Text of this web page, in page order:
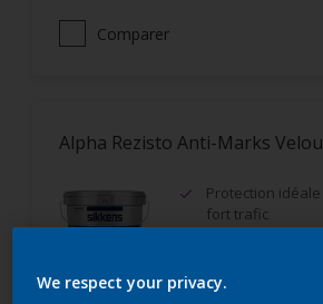
Comparer
Alpha Rezisto Anti-Marks
Protection
fort trafic
Très bon
We respect your privacy.